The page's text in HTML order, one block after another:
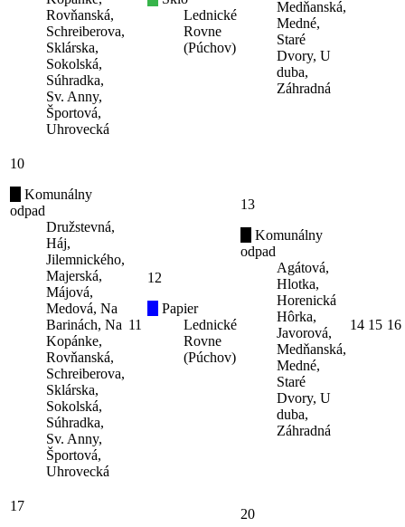
Rovňanská,
Schreiberova,
Sklárska,
Sokolská,
Súhradka,
Sv. Anny,
Športová,
Uhrovecká
Lednické
Rovne
(Púchov)
Medňanská,
Medné,
Staré
Dvory, U
duba,
Záhradná
10
Komunálny
odpad
Družstevná,
Háj,
Jilemnického,
Majerská,
Májová,
Medová, Na
Barinách, Na
Kopánke,
Rovňanská,
Schreiberova,
Sklárska,
Sokolská,
Súhradka,
Sv. Anny,
Športová,
Uhrovecká
11
12
Papier
Lednické
Rovne
(Púchov)
13
Komunálny
odpad
Agátová,
Hlotka,
Horenická
Hôrka,
Javorová,
Medňanská,
Medné,
Staré
Dvory, U
duba,
Záhradná
14 15 16
17
20